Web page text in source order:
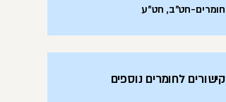
חומרים-חט"ב, חט"ע
קישורים לחומרים נוספים